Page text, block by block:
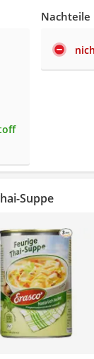
Nachteile
Suppe